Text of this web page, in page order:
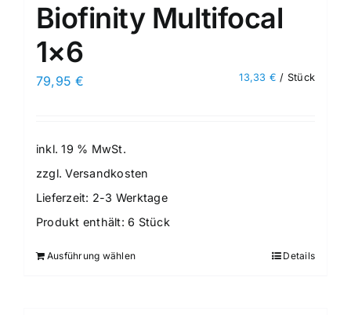
Biofinity Multifocal
1×6
79,95€ 13,33 € / Stück
inkl. 19 % MwSt.
zzgl.Versandkosten
Lieferzeit: 2-3 Werktage
Produkt enthält: 6 Stück
Ausführung wählen Details